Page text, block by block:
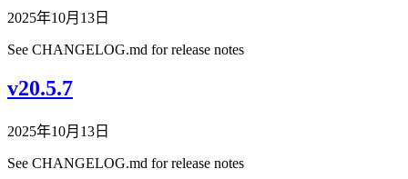
2025年10月13日
See CHANGELOG.md for release notes
v20.5.7
2025年10月13日
See CHANGELOG.md for release notes